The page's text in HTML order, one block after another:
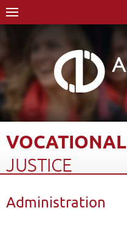
VOCATIONAL
JUSTICE
Vocational School of Justice
Administration